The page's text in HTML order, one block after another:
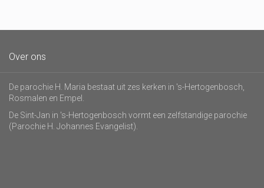
Over ons
De parochie H. Maria bestaat uit zes kerken in 's-Hertogenbosch,
Rosmalen en Empel.
De Sint-Jan in 's-Hertogenbosch vormt een zelfstandige parochie
(Parochie H. Johannes Evangelist).